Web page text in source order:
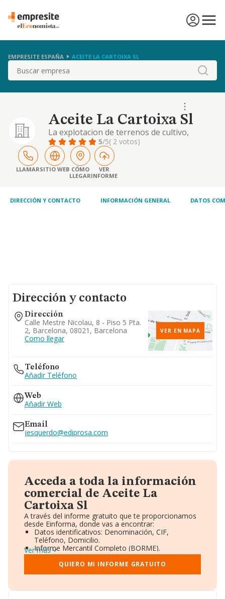
EMPRESITE ESPAÑA ACEITE LA CARTOIXA SL
Buscar
Aceite La Cartoixa Sl
La explotacion de terrenos de cultivo,
fabricacion, produccion y envasado de aceite
de oliva y de vino, asi como la compraventa y
arriendo de toda clase de edificaciones y la
realizacion de obras de todas clases.
5/5( 2 votos)
LLAMARSITIO WEB CÓMO
LLEGAR
VER
INFORME
DIRECCIÓN Y CONTACTO INFORMACIÓN GENERAL DATOS
Dirección y contacto
Dirección
Calle Mestre Nicolau, 8 - Piso 5 Pta.
2, Barcelona, 08021, Barcelona
Como llegar
VER EN MAPA
Teléfono
Añadir Teléfono
Web
Añadir Web
Email
jesquerdo@ediprosa.com
Acceda a toda la información
comercial de Aceite La
Cartoixa Sl
A través del informe gratuito que te proporcionamos
desde Einforma, donde vas a encontrar:
Datos identificativos: Denominación, CIF,
Teléfono, Domicilio.
Informe Mercantil Completo (BORME).
Gráficos de Evolución Ventas y Empleados.
Consejo de Administración y Administradores.
Directivos y Ejecutivos.
Ver más
QUIERO MI INFORME GRATUITO